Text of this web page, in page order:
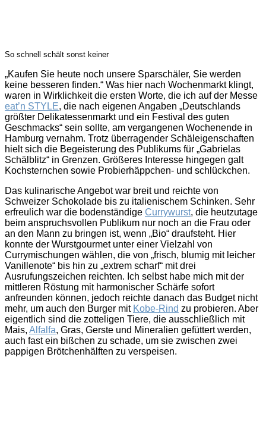
So schnell schält sonst keiner
„Kaufen Sie heute noch unsere Sparschäler, Sie werden
keine besseren finden.“ Was hier nach Wochenmarkt klingt,
waren in Wirklichkeit die ersten Worte, die ich auf der Messe
eat’n STYLE, die nach eigenen Angaben „Deutschlands
größter Delikatessenmarkt und ein Festival des guten
Geschmacks“ sein sollte, am vergangenen Wochenende in
Hamburg vernahm. Trotz überragender Schäleigenschaften
hielt sich die Begeisterung des Publikums für „Gabrielas
Schälblitz“ in Grenzen. Größeres Interesse hingegen galt
Kochsternchen sowie Probierhäppchen- und schlückchen.
Das kulinarische Angebot war breit und reichte von
Schweizer Schokolade bis zu italienischem Schinken. Sehr
erfreulich war die bodenständige Currywurst, die heutzutage
beim anspruchsvollen Publikum nur noch an die Frau oder
an den Mann zu bringen ist, wenn „Bio“ draufsteht. Hier
konnte der Wurstgourmet unter einer Vielzahl von
Currymischungen wählen, die von „frisch, blumig mit leicher
Vanillenote“ bis hin zu „extrem scharf“ mit drei
Ausrufungszeichen reichten. Ich selbst habe mich mit der
mittleren Röstung mit harmonischer Schärfe sofort
anfreunden können, jedoch reichte danach das Budget nicht
mehr, um auch den Burger mit Kobe-Rind zu probieren. Aber
eigentlich sind die zotteligen Tiere, die ausschließlich mit
Mais, Alfalfa, Gras, Gerste und Mineralien gefüttert werden,
auch fast ein bißchen zu schade, um sie zwischen zwei
pappigen Brötchenhälften zu verspeisen.